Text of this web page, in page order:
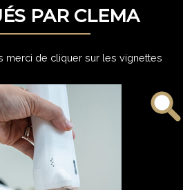
PAR CLEMA
merci de cliquer sur les vignettes